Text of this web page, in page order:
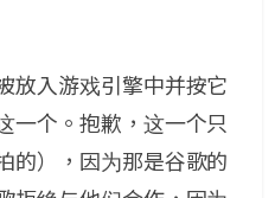
放入游戏引擎中并按它
一个。抱歉，这一个只
的），因为那是谷歌的